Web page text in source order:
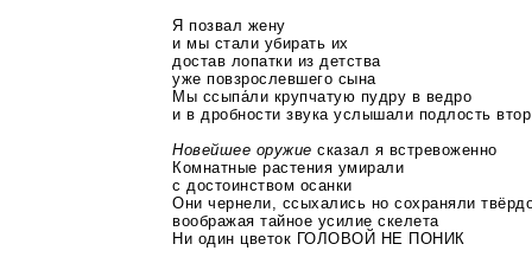
Я позвал жену
и мы стали убирать их
достав лопатки из детства
уже повзрослевшего сына
Мы ссыпа́ли крупчатую пудру в ведро
и в дробности звука услышали подлость
Новейшее оружиесказал я встревоженно
Комнатные растения умирали
с достоинством осанки
Они чернели, ссыхались но сохраняли
воображая тайное усилие скелета
Ни один цветок ГОЛОВОЙ НЕ ПОНИК